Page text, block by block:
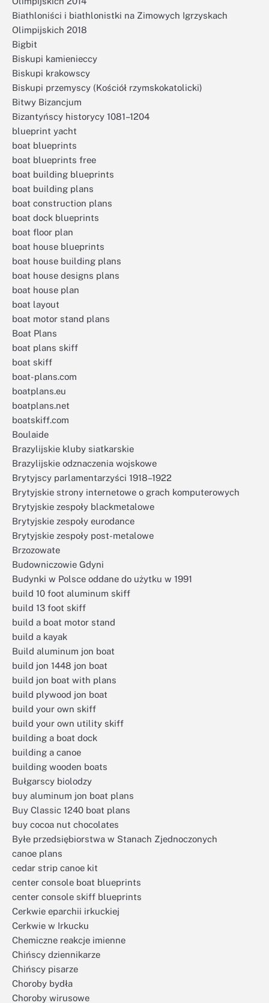
Biathloniści i biathlonistki na Zimowych Igrzyskach
Olimpijskich 2018
Bigbit
Biskupi kamienieccy
Biskupi krakowscy
Biskupi przemyscy (Kościół rzymskokatolicki)
Bitwy Bizancjum
Bizantyńscy historycy 1081–1204
blueprint yacht
boat blueprints
boat blueprints free
boat building blueprints
boat building plans
boat construction plans
boat dock blueprints
boat floor plan
boat house blueprints
boat house building plans
boat house designs plans
boat house plan
boat layout
boat motor stand plans
Boat Plans
boat plans skiff
boat skiff
boat-plans.com
boatplans.eu
boatplans.net
boatskiff.com
Boulaide
Brazylijskie kluby siatkarskie
Brazylijskie odznaczenia wojskowe
Brytyjscy parlamentarzyści 1918–1922
Brytyjskie strony internetowe o grach komputerowych
Brytyjskie zespoły blackmetalowe
Brytyjskie zespoły eurodance
Brytyjskie zespoły post-metalowe
Brzozowate
Budowniczowie Gdyni
Budynki w Polsce oddane do użytku w 1991
build 10 foot aluminum skiff
build 13 foot skiff
build a boat motor stand
build a kayak
Build aluminum jon boat
build jon 1448 jon boat
build jon boat with plans
build plywood jon boat
build your own skiff
build your own utility skiff
building a boat dock
building a canoe
building wooden boats
Bułgarscy biolodzy
buy aluminum jon boat plans
Buy Classic 1240 boat plans
buy cocoa nut chocolates
Byłe przedsiębiorstwa w Stanach Zjednoczonych
canoe plans
cedar strip canoe kit
center console boat blueprints
center console skiff blueprints
Cerkwie eparchii irkuckiej
Cerkwie w Irkucku
Chemiczne reakcje imienne
Chińscy dziennikarze
Chińscy pisarze
Choroby bydła
Choroby wirusowe